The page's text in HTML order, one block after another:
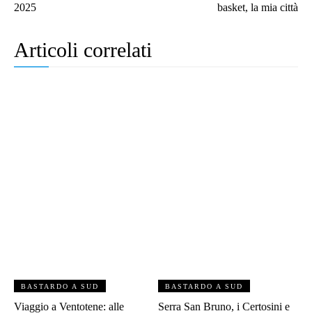
2025
basket, la mia città
Articoli correlati
BASTARDO A SUD
Viaggio a Ventotene: alle
BASTARDO A SUD
Serra San Bruno, i Certosini e